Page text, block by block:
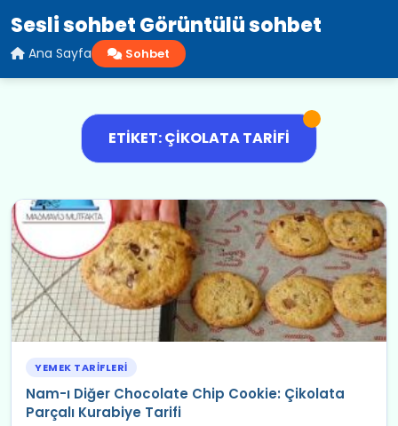
Sesli sohbet Görüntülü sohbet
Ana Sayfa Sohbet
ETIKET: ÇIKOLATA TARIFI
YEMEK TARIFLERI
Nam-ı Diğer Chocolate Chip Cookie: Çikolata
Parçalı Kurabiye Tarifi